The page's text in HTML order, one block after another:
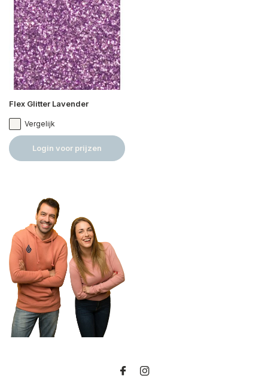
Flex Glitter Lavender
Vergelijk
Login voor prijzen